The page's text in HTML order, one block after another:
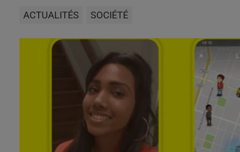
ACTUALITÉS SOCIÉTÉ